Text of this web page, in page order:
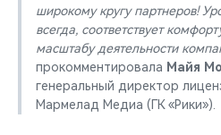
широкому кругу партнеров!
всегда, соответствует
масштабу деятельности
прокомментировала Майя
генеральный директор
Мармелад Медиа (ГК «Рики»).